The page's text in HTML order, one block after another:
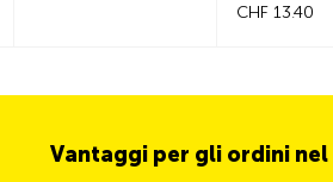
CHF 13.40
Vantaggi per gli ordini nel